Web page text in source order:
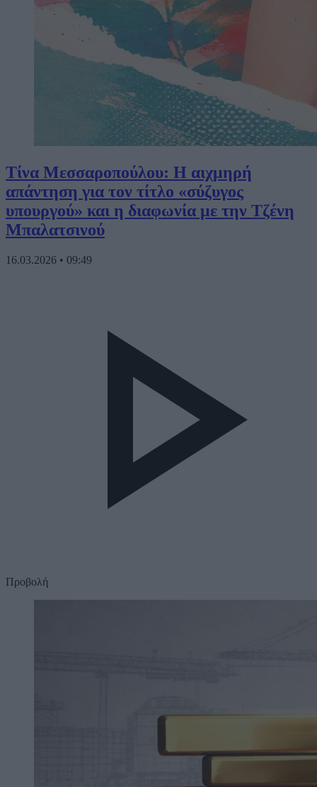
Τίνα Μεσσαροπούλου: Η αιχμηρή
απάντηση για τον τίτλο «σύζυγος
υπουργού» και η διαφωνία με την Τζένη
Μπαλατσινού
16.03.2026 • 09:49
Προβολή